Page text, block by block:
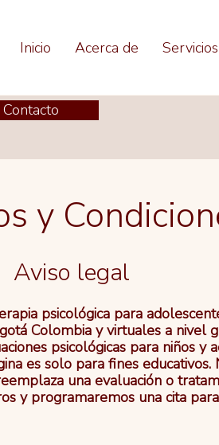
Inicio Acerca de Servicios
Contacto
y
Aviso legal
psicológica para
Colombia y virtuales a nivel
psicológicas para niños y
es solo para fines
una evaluación o
y programaremos una cita